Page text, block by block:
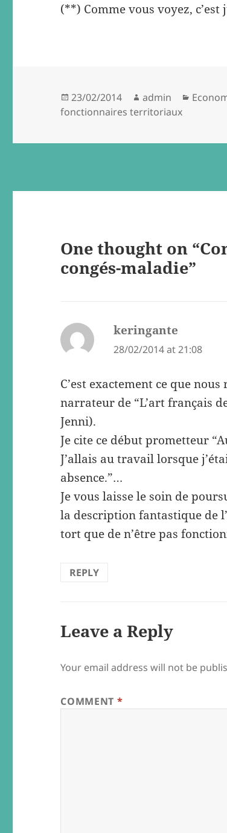
(**) Comme vous voyez,
Posted
on
23/02/2014 Author
admin
fonctionnaires territoriaux
One thought on
congés-maladie”
keringante
28/02/2014 at 21:08
C’est exactement ce que
narrateur de “L’art français
Jenni).
Je cite ce début prometteur
J’allais au travail lorsque
absence.”…
Je vous laisse le soin de
la description fantastique de
tort que de n’être pas
REPLY
Leave a Reply
Your email address will not be
COMMENT *